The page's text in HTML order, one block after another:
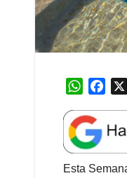
W
a
t
s
A
e
b
o
Esta